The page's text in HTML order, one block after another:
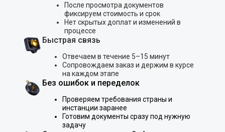
После просмотра документов
фиксируем стоимость и срок
Нет скрытых доплат и изменений в
процессе
Быстрая связь
Отвечаем в течение 5–15 минут
Сопровождаем заказ и держим в курсе
на каждом этапе
Без ошибок и переделок
Проверяем требования страны и
инстанции заранее
Готовим документы сразу под нужную
задачу